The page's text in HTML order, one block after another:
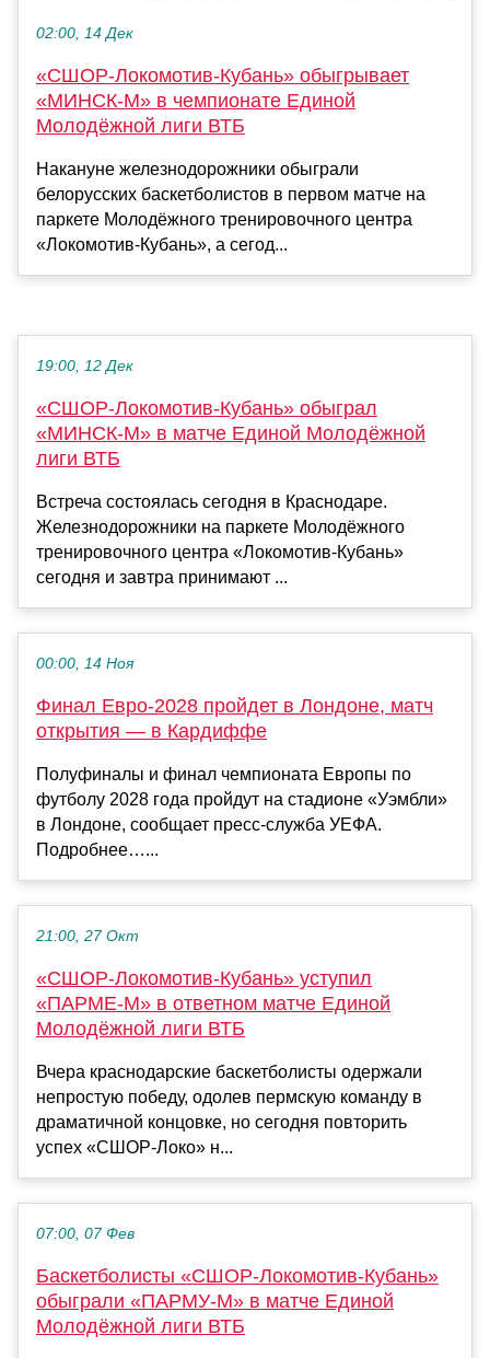
02:00, 14 Дек
«СШОР-Локомотив-Кубань» обыгрывает
«МИНСК-М» в чемпионате Единой
Молодёжной лиги ВТБ
Накануне железнодорожники обыграли
белорусских баскетболистов в первом матче на
паркете Молодёжного тренировочного центра
«Локомотив-Кубань», а сегод...
19:00, 12 Дек
«СШОР-Локомотив-Кубань» обыграл
«МИНСК-М» в матче Единой Молодёжной
лиги ВТБ
Встреча состоялась сегодня в Краснодаре.
Железнодорожники на паркете Молодёжного
тренировочного центра «Локомотив-Кубань»
сегодня и завтра принимают ...
00:00, 14 Ноя
Финал Евро-2028 пройдет в Лондоне, матч
открытия — в Кардиффе
Полуфиналы и финал чемпионата Европы по
футболу 2028 года пройдут на стадионе «Уэмбли»
в Лондоне, сообщает пресс-служба УЕФА.
Подробнее…...
21:00, 27 Окт
«СШОР-Локомотив-Кубань» уступил
«ПАРМЕ-М» в ответном матче Единой
Молодёжной лиги ВТБ
Вчера краснодарские баскетболисты одержали
непростую победу, одолев пермскую команду в
драматичной концовке, но сегодня повторить
успех «СШОР-Локо» н...
07:00, 07 Фев
Баскетболисты «СШОР-Локомотив-Кубань»
обыграли «ПАРМУ-М» в матче Единой
Молодёжной лиги ВТБ